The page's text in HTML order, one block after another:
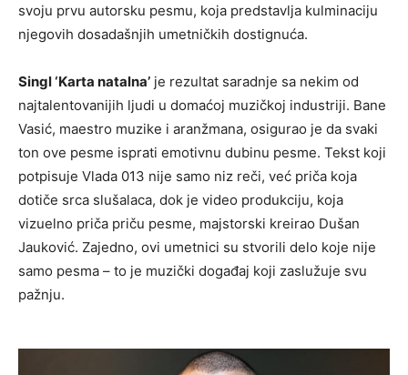
svoju prvu autorsku pesmu, koja predstavlja kulminaciju
njegovih dosadašnjih umetničkih dostignuća.
Singl ‘Karta natalna’ je rezultat saradnje sa nekim od
najtalentovanijih ljudi u domaćoj muzičkoj industriji. Bane
Vasić, maestro muzike i aranžmana, osigurao je da svaki
ton ove pesme isprati emotivnu dubinu pesme. Tekst koji
potpisuje Vlada 013 nije samo niz reči, već priča koja
dotiče srca slušalaca, dok je video produkciju, koja
vizuelno priča priču pesme, majstorski kreirao Dušan
Jauković. Zajedno, ovi umetnici su stvorili delo koje nije
samo pesma – to je muzički događaj koji zaslužuje svu
pažnju.